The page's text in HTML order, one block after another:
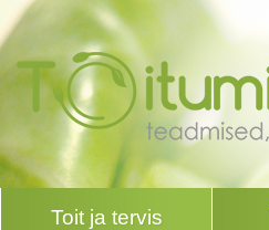
Toit ja tervis